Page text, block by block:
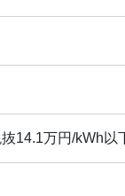
14.1万円/kWh以